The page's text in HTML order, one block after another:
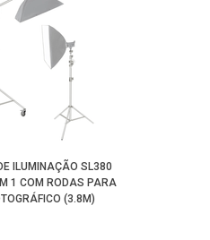
ILUMINAÇÃO SL380
1 COM RODAS PARA
(3.8M)